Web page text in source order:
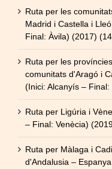
Ruta per les
Madrid i Castella i
Final: Àvila) (2017)
Ruta per les
comunitats d'Aragó i
(Inici: Alcanyís –
Ruta per Ligúria i
– Final: Venècia)
Ruta per Màlaga i
d'Andalusia –